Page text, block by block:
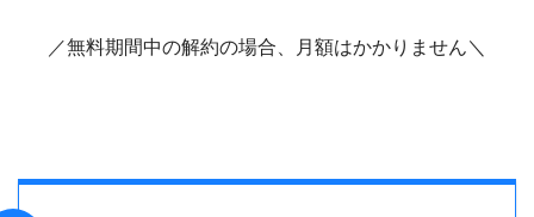
／無料期間中の解約の場合、月額はかかりません＼